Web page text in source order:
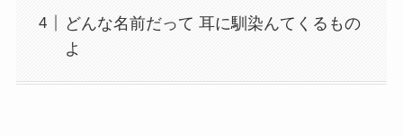
どんな名前だって 耳に馴染んてくるもの
よ